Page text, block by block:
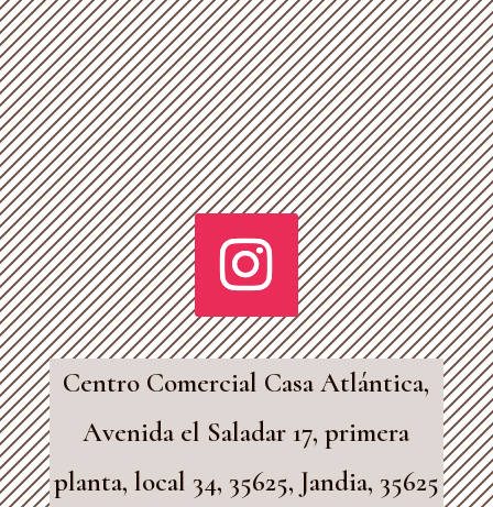
Centro Comercial Casa Atlántica,
Avenida el Saladar 17, primera
planta, local 34, 35625, Jandia, 35625